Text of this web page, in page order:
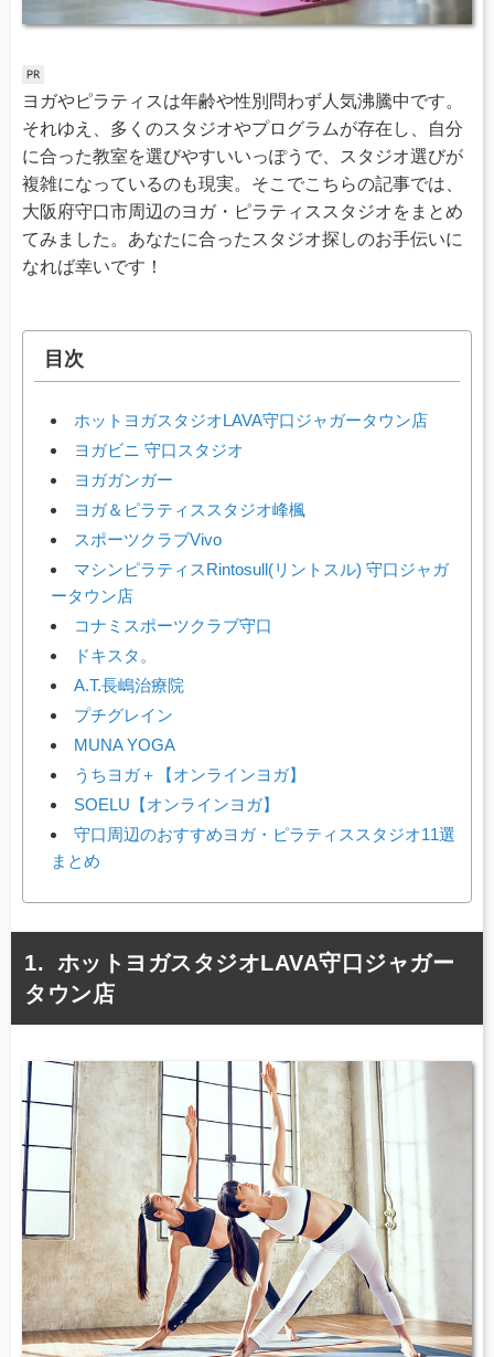
ヨガやピラティスは年齢や性別問わず人気沸騰中です。
それゆえ、多くのスタジオやプログラムが存在し、自分
に合った教室を選びやすいいっぽうで、スタジオ選びが
複雑になっているのも現実。そこでこちらの記事では、
大阪府守口市周辺のヨガ・ピラティススタジオをまとめ
てみました。あなたに合ったスタジオ探しのお手伝いに
なれば幸いです！
目次
ホットヨガスタジオLAVA守口ジャガータウン店
ヨガビニ 守口スタジオ
ヨガガンガー
ヨガ＆ピラティススタジオ峰楓
スポーツクラブVivo
マシンピラティスRintosull(リントスル) 守口ジャガ
ータウン店
コナミスポーツクラブ守口
ドキスタ。
A.T.長嶋治療院
プチグレイン
MUNA YOGA
うちヨガ＋【オンラインヨガ】
SOELU【オンラインヨガ】
守口周辺のおすすめヨガ・ピラティススタジオ11選
まとめ
ホットヨガスタジオLAVA守口ジャガー
タウン店